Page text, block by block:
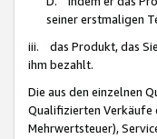
seiner erstmaligen
iii. das Produkt, das
ihm bezahlt.
Die aus den einzelnen
Qualifizierten Verkäufe
Mehrwertsteuer),